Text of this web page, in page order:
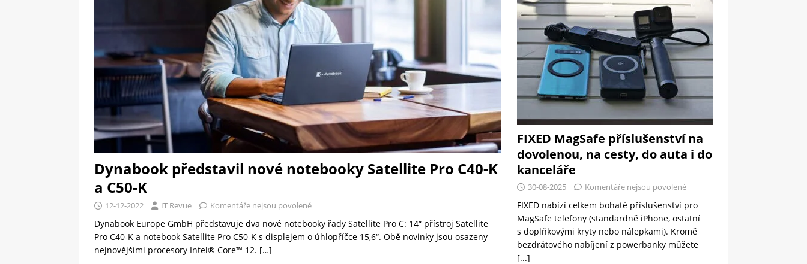
SOFTWARE
Dynabook představil nové notebooky Satellite Pro C40-K
a C50-K
12-12-2022 IT Revue Komentáře nejsou povolené
Dynabook Europe GmbH představuje dva nové notebooky řady Satellite Pro C: 14“ přístroj Satellite
Pro C40-K a notebook Satellite Pro C50-K s displejem o úhlopříčce 15,6“. Obě novinky jsou osazeny
nejnovějšími procesory Intel® Core™ 12. […]
FIXED MagSafe příslušenství na
dovolenou, na cesty, do auta i do
kanceláře
30-08-2025 Komentáře nejsou povolené
FIXED nabízí celkem bohaté příslušenství pro
MagSafe telefony (standardně iPhone, ostatní
s doplňkovými kryty nebo nálepkami). Kromě
bezdrátového nabíjení z powerbanky můžete
[...]